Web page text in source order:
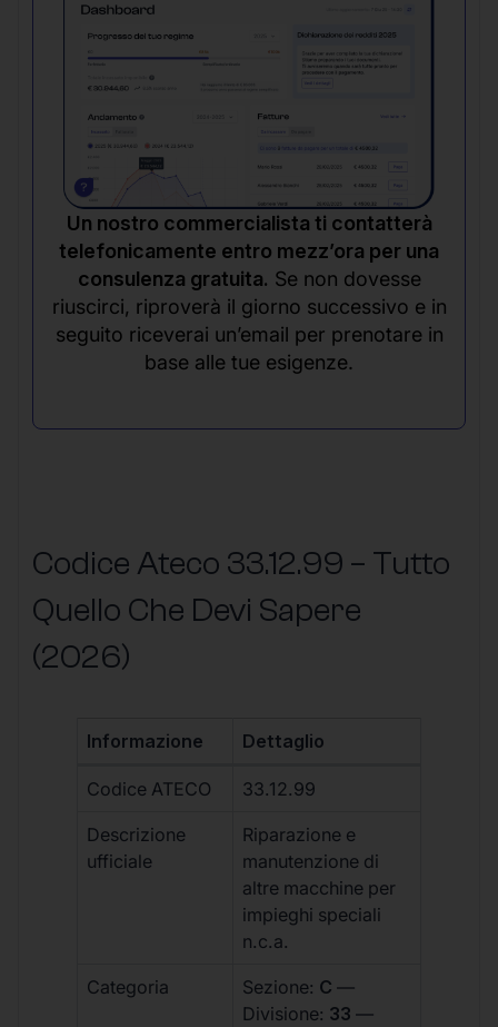
Un nostro commercialista ti contatterà
telefonicamente entro mezz’ora per una
consulenza gratuita. Se non dovesse
riuscirci, riproverà il giorno successivo e in
seguito riceverai un’email per prenotare in
base alle tue esigenze.
Codice Ateco 33.12.99 – Tutto
Quello Che Devi Sapere
(2026)
Informazione Dettaglio
Codice ATECO 33.12.99
Descrizione
ufficiale
Riparazione e
manutenzione di
altre macchine per
impieghi speciali
n.c.a.
Categoria Sezione: C —
Divisione: 33 —